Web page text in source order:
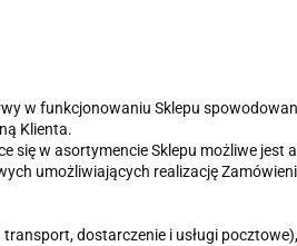
w funkcjonowaniu Sklepu
Klienta.
się w asortymencie Sklepu możliwe jest
umożliwiających realizację
dostarczenie i usługi